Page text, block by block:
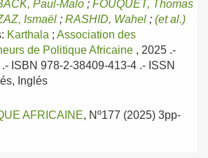
Paul-Malo ; FOUQUET, Thomas
Ismaël ; RASHID, Wahel ; (et al.)
Karthala ; Association des
de Politique Africaine , 2025 .-
ISBN 978-2-38409-413-4 .- ISSN
Inglés
AFRICAINE, Nº177 (2025) 3pp-